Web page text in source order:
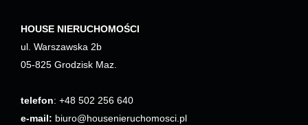
HOUSE NIERUCHOMOŚCI
ul. Warszawska 2b
05-825 Grodzisk Maz.
telefon: +48 502 256 640
e-mail: biuro@housenieruchomosci.pl